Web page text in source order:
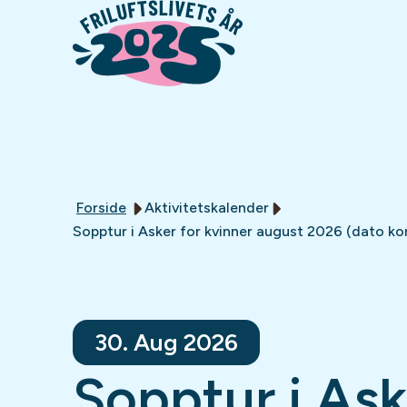
Forside
Aktivitetskalender
Sopptur i Asker for kvinner august 2026 (dato
30. Aug 2026